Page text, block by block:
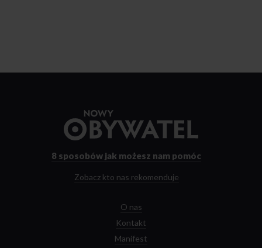
strony
8 sposobów jak możesz nam pomóc
Zobacz kto nas rekomenduje
O nas
Kontakt
Manifest